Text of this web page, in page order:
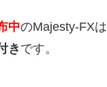
中のMajesty-FXは
き です。